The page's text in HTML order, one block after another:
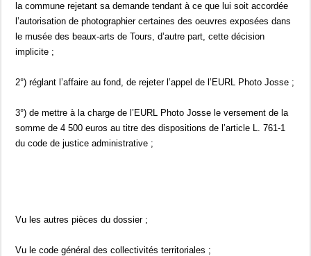
la commune rejetant sa demande tendant à ce que lui soit accordée
l’autorisation de photographier certaines des oeuvres exposées dans
le musée des beaux-arts de Tours, d’autre part, cette décision
implicite ;
2°) réglant l’affaire au fond, de rejeter l’appel de l’EURL Photo Josse ;
3°) de mettre à la charge de l’EURL Photo Josse le versement de la
somme de 4 500 euros au titre des dispositions de l’article L. 761-1
du code de justice administrative ;
Vu les autres pièces du dossier ;
Vu le code général des collectivités territoriales ;